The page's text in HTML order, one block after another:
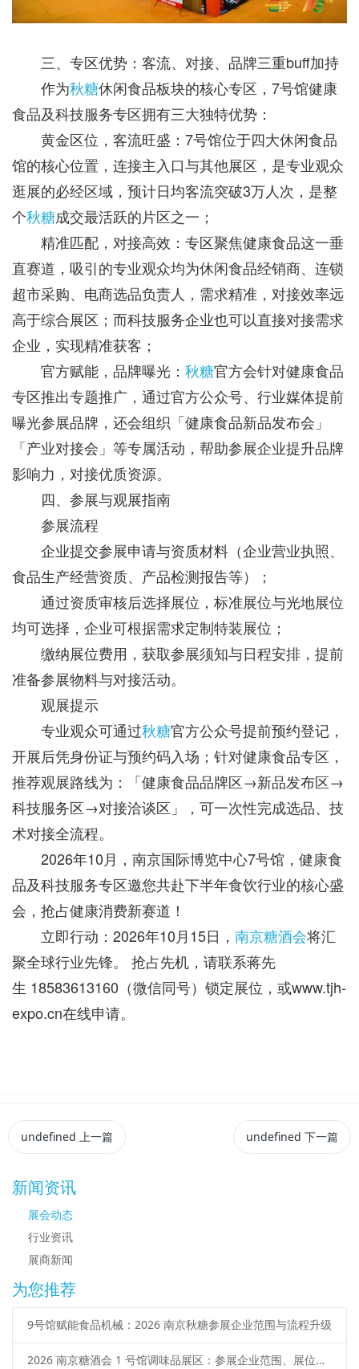
三、专区优势：客流、对接、品牌三重buff加持
作为秋糖休闲食品板块的核心专区，7号馆健康
食品及科技服务专区拥有三大独特优势：
黄金区位，客流旺盛：7号馆位于四大休闲食品
馆的核心位置，连接主入口与其他展区，是专业观众
逛展的必经区域，预计日均客流突破3万人次，是整
个秋糖成交最活跃的片区之一；
精准匹配，对接高效：专区聚焦健康食品这一垂
直赛道，吸引的专业观众均为休闲食品经销商、连锁
超市采购、电商选品负责人，需求精准，对接效率远
高于综合展区；而科技服务企业也可以直接对接需求
企业，实现精准获客；
官方赋能，品牌曝光： 秋糖官方会针对健康食品
专区推出专题推广，通过官方公众号、行业媒体提前
曝光参展品牌，还会组织「健康食品新品发布会」
「产业对接会」等专属活动，帮助参展企业提升品牌
影响力，对接优质资源。
四、参展与观展指南
参展流程
企业提交参展申请与资质材料（企业营业执照、
食品生产经营资质、产品检测报告等）；
通过资质审核后选择展位，标准展位与光地展位
均可选择，企业可根据需求定制特装展位；
缴纳展位费用，获取参展须知与日程安排，提前
准备参展物料与对接活动。
观展提示
专业观众可通过秋糖官方公众号提前预约登记，
开展后凭身份证与预约码入场；针对健康食品专区，
推荐观展路线为：「健康食品品牌区→新品发布区→
科技服务区→对接洽谈区」，可一次性完成选品、技
术对接全流程。
2026年10月，南京国际博览中心7号馆，健康食
品及科技服务专区邀您共赴下半年食饮行业的核心盛
会，抢占健康消费新赛道！
立即行动‌：2026年10月15日， 南京糖酒会将汇
聚全球行业先锋。 抢占先机，请联系蒋先
生 18583613160（微信同号）锁定展位，或www.tjh-
expo.cn在线申请。
undefined 上一篇 undefined 下一篇
新闻资讯
展会动态
行业资讯
展商新闻
为您推荐
9号馆赋能食品机械：2026 南京秋糖参展企业范围与流程升级
2026 南京糖酒会 1 号馆调味品展区：参展企业范围、展位类型、申请流程